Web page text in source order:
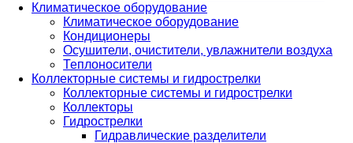
Климатическое оборудование
Климатическое оборудование
Кондиционеры
Осушители, очистители, увлажнители воздуха
Теплоносители
Коллекторные системы и гидрострелки
Коллекторные системы и гидрострелки
Коллекторы
Гидрострелки
Гидравлические разделители